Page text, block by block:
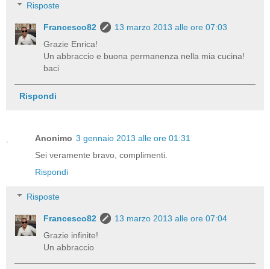
Risposte
Francesco82
13 marzo 2013 alle ore 07:03
Grazie Enrica!
Un abbraccio e buona permanenza nella mia cucina!
baci
Rispondi
Anonimo 3 gennaio 2013 alle ore 01:31
Sei veramente bravo, complimenti.
Rispondi
Risposte
Francesco82
13 marzo 2013 alle ore 07:04
Grazie infinite!
Un abbraccio